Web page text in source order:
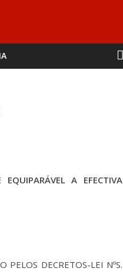
A EFECTIVA
DECRETOS-LEI NºS.